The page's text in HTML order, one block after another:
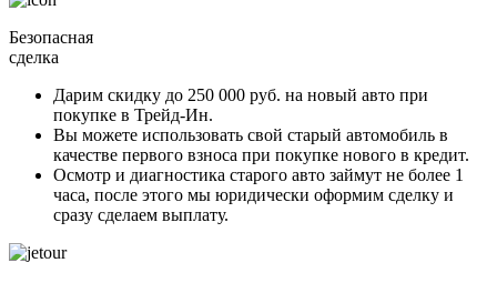
Безопасная
сделка
Дарим скидку до 250 000 руб. на новый авто при
покупке в Трейд-Ин.
Вы можете использовать свой старый автомобиль в
качестве первого взноса при покупке нового в кредит.
Осмотр и диагностика старого авто займут не более 1
часа, после этого мы юридически оформим сделку и
сразу сделаем выплату.